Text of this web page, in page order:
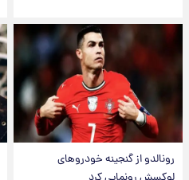
رونالدو از گنجینه خودروهای